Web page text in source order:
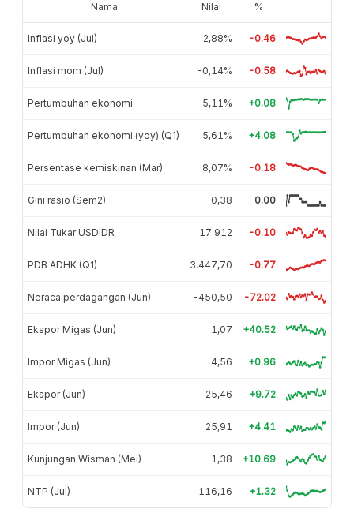
Nama Nilai %
Inflasi yoy (Jul) 2,88% -0.46
Inflasi mom (Jul) -0,14% -0.58
Pertumbuhan ekonomi 5,11% +0.08
Pertumbuhan ekonomi (yoy) (Q1) 5,61% +4.08
Persentase kemiskinan (Mar) 8,07% -0.18
Gini rasio (Sem2) 0,38 0.00
Nilai Tukar USDIDR 17.912 -0.10
PDB ADHK (Q1) 3.447,70 -0.77
Neraca perdagangan (Jun) -450,50 -72.02
Ekspor Migas (Jun) 1,07 +40.52
Impor Migas (Jun) 4,56 +0.96
Ekspor (Jun) 25,46 +9.72
Impor (Jun) 25,91 +4.41
Kunjungan Wisman (Mei) 1,38 +10.69
NTP (Jul) 116,16 +1.32